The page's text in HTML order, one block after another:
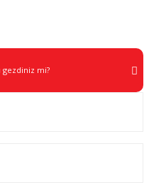
gezdiniz mi?